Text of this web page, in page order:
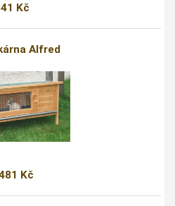
Kč
Alfred
Kč